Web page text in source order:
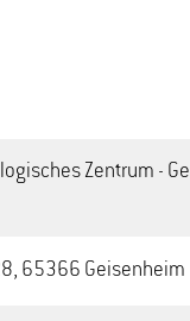
Zentrum -
65366 Geisenheim